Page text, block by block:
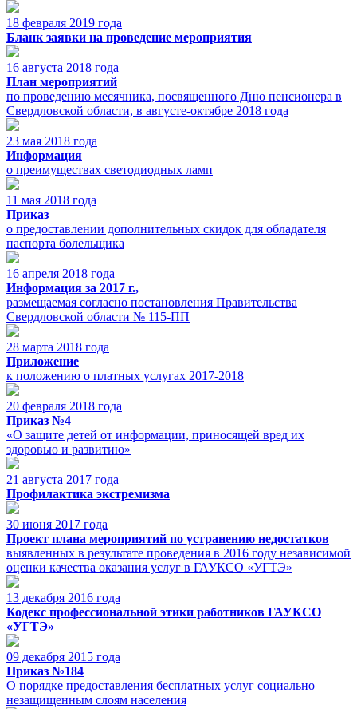
18 февраля 2019 года
Бланк заявки на проведение мероприятия
16 августа 2018 года
План мероприятий
по проведению месячника, посвященного Дню пенсионера в
Свердловской области, в августе-октябре 2018 года
23 мая 2018 года
Информация
о преимуществах светодиодных ламп
11 мая 2018 года
Приказ
о предоставлении дополнительных скидок для обладателя
паспорта болельщика
16 апреля 2018 года
Информация за 2017 г.,
размещаемая согласно постановления Правительства
Свердловской области № 115-ПП
28 марта 2018 года
Приложение
к положению о платных услугах 2017-2018
20 февраля 2018 года
Приказ №4
«О защите детей от информации, приносящей вред их
здоровью и развитию»
21 августа 2017 года
Профилактика экстремизма
30 июня 2017 года
Проект плана мероприятий по устранению недостатков
выявленных в результате проведения в 2016 году независимой
оценки качества оказания услуг в ГАУКСО «УГТЭ»
13 декабря 2016 года
Кодекс профессиональной этики работников ГАУКСО
«УГТЭ»
09 декабря 2015 года
Приказ №184
О порядке предоставления бесплатных услуг социально
незащищенным слоям населения